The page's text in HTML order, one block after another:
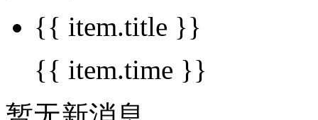
{{ item.title }}
{{ item.time }}